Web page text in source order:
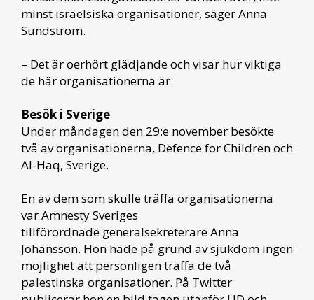
minst israelsiska organisationer, säger Anna
Sundström.
– Det är oerhört glädjande och visar hur viktiga
de här organisationerna är.
Besök i Sverige
Under måndagen den 29:e november besökte
två av organisationerna, Defence for Children och
Al-Haq, Sverige.
En av dem som skulle träffa organisationerna
var Amnesty Sveriges
tillförordnade generalsekreterare Anna
Johansson. Hon hade på grund av sjukdom ingen
möjlighet att personligen träffa de två
palestinska organisationer. På Twitter